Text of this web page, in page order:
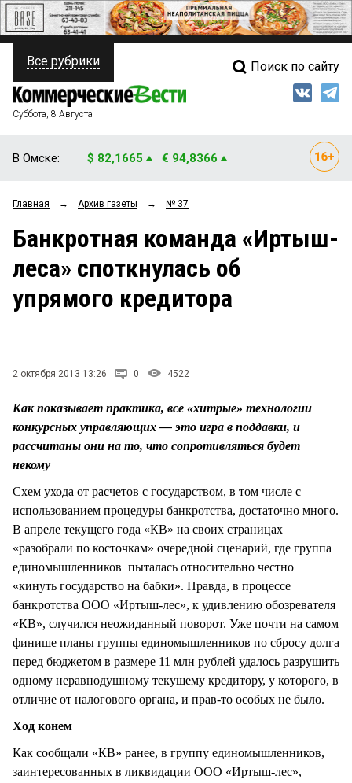
ПОЛИТИКА
ФИНАНСЫ
ОБЩЕСТВО
ЗАКОН
Свежий выпуск
Рейтинги
Блоги
Архив
Все рубрики Поиск по сайту
Суббота, 8 Августа
В Омске: $ 82,1665 € 94,8366
Главная → Архив газеты → № 37
Банкротная команда «Иртыш-
леса» споткнулась об
упрямого кредитора
2 октября 2013 13:26 0 4522
Как показывает практика, все «хитрые» технологии
конкурсных управляющих — это игра в поддавки, и
рассчитаны они на то, что сопротивляться будет
некому
Схем ухода от расчетов с государством, в том числе с
использованием процедуры банкротства, достаточно много.
В апреле текущего года «КВ» на своих страницах
«разобрали по косточкам» очередной сценарий, где группа
единомышленников пыталась относительно честно
«кинуть государство на бабки». Правда, в процессе
банкротства ООО «Иртыш-лес», к удивлению обозревателя
«КВ», случился неожиданный поворот. Уже почти на самом
финише планы группы единомышленников по сбросу долга
перед бюджетом в размере 11 млн рублей удалось разрушить
одному неравнодушному текущему кредитору, у которого, в
отличие от налогового органа, и прав-то особых не было.
Ход конем
Как сообщали «КВ» ранее, в группу единомышленников,
заинтересованных в ликвидации ООО «Иртыш-лес»,